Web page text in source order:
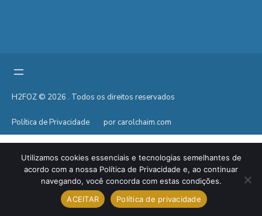
H2FOZ © 2026 . Todos os direitos reservados
Política de Privacidade por carolchaim.com
Utilizamos cookies essenciais e tecnologias semelhantes de
acordo com a nossa Política de Privacidade e, ao continuar
navegando, você concorda com estas condições.
ACEITAR
Política de privacidade